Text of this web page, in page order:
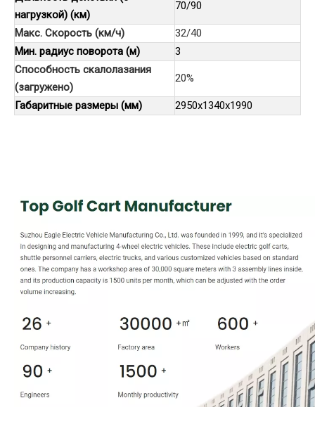
нагрузкой) (км)
70/90
Макс. Скорость (км/ч)
32/40
Мин. радиус поворота (м)
3
Способность скалолазания
(загружено)
20%
Габаритные размеры (мм) 2950x1340x1990